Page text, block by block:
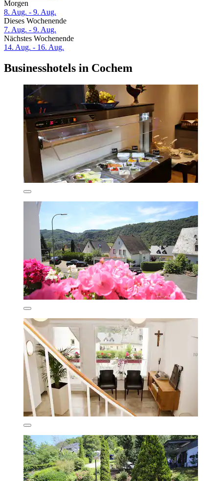
Morgen
8. Aug. - 9. Aug.
Dieses Wochenende
7. Aug. - 9. Aug.
Nächstes Wochenende
14. Aug. - 16. Aug.
Businesshotels in Cochem